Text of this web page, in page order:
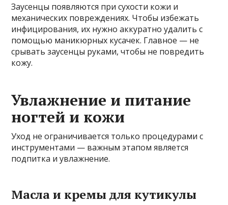
Заусенцы появляются при сухости кожи и
механических повреждениях. Чтобы избежать
инфицирования, их нужно аккуратно удалить с
помощью маникюрных кусачек. Главное — не
срывать заусенцы руками, чтобы не повредить
кожу.
Увлажнение и питание
ногтей и кожи
Уход не ограничивается только процедурами с
инструментами — важным этапом является
подпитка и увлажнение.
Масла и кремы для кутикулы